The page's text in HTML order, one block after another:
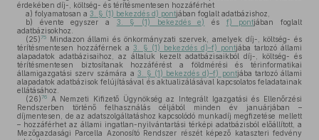
érdekében díj-, költség- és térítésmentesen hozzáférhet
a) folyamatosan a 3. § (1) bekezdés d) pontjában foglalt adatbázishoz,
b) évente egyszer a 3. § (1) bekezdés e) és f) pontjában foglalt
adatbázisokhoz.
(25)75
Mindazon állami és önkormányzati szervek, amelyek díj-, költség- és
térítésmentesen hozzáférnek a 3. § (1) bekezdés d)–f) pontjába tartozó állami
alapadatok adatbázisaihoz, az általuk kezelt adatbázisaikból díj-, költség- és
térítésmentesen biztosítanak hozzáférést a földmérési és térinformatikai
államigazgatási szerv számára a 3. § (1) bekezdés d)–f) pontjába tartozó állami
alapadatok adatbázisok felújításával és aktualizálásával kapcsolatos feladatainak
ellátásához.
(26)76
A Nemzeti Kifizető Ügynökség az Integrált Igazgatási és Ellenőrzési
Rendszerben történő felhasználás céljából minden év januárjában –
díjmentesen, de az adatszolgáltatáshoz kapcsolódó munkadíj megfizetése mellett
– hozzáférhet az állami ingatlan-nyilvántartási térképi adatbázisból előállított, a
Mezőgazdasági Parcella Azonosító Rendszer részét képező kataszteri fedvény